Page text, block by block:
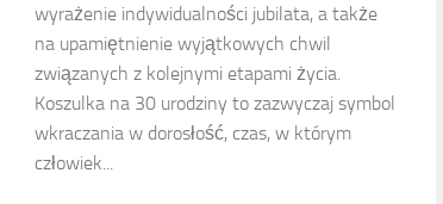
wyrażenie indywidualności jubilata, a także
na upamiętnienie wyjątkowych chwil
związanych z kolejnymi etapami życia.
Koszulka na 30 urodziny to zazwyczaj symbol
wkraczania w dorosłość, czas, w którym
człowiek...